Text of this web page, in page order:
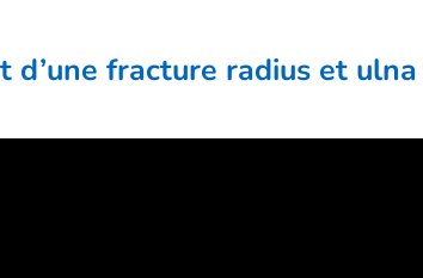
fracture radius et